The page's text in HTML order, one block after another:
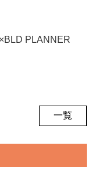
PLANNER
一覧